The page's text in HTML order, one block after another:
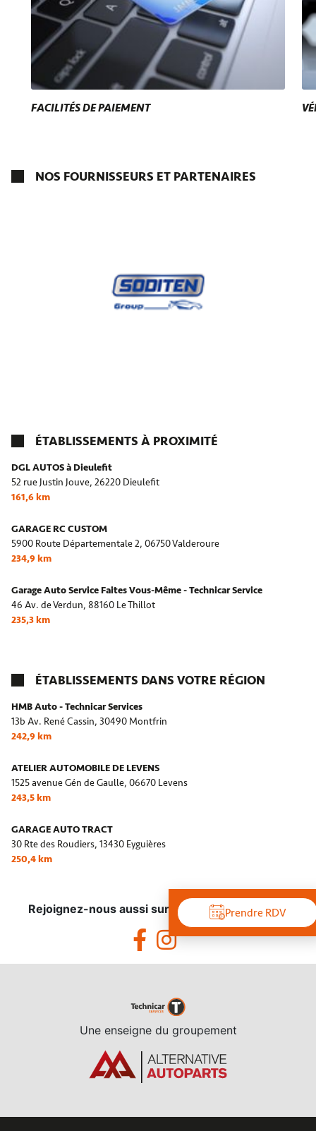
FACILITÉS DE PAIEMENT
NOS FOURNISSEURS ET PARTENAIRES
ÉTABLISSEMENTS À PROXIMITÉ
DGL AUTOS à Dieulefit
52 rue Justin Jouve, 26220 Dieulefit
161,6 km
GARAGE RC CUSTOM
5900 Route Départementale 2, 06750 Valderoure
234,9 km
Garage Auto Service Faites Vous-Même - Technicar Service
46 Av. de Verdun, 88160 Le Thillot
235,3 km
ÉTABLISSEMENTS DANS VOTRE RÉGION
HMB Auto - Technicar Services
13b Av. René Cassin, 30490 Montfrin
242,9 km
ATELIER AUTOMOBILE DE LEVENS
1525 avenue Gén de Gaulle, 06670 Levens
243,5 km
GARAGE AUTO TRACT
30 Rte des Roudiers, 13430 Eyguières
250,4 km
Prendre RDV
Rejoignez-nous aussi sur les réseaux sociaux !
Une enseigne du groupement